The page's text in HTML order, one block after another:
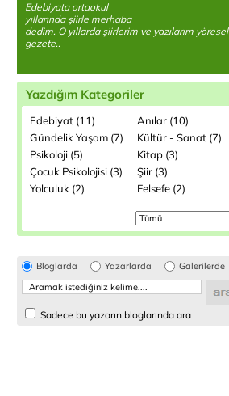
Edebiyata ortaokul
yıllarında şiirle merhaba
dedim. O yıllarda şiirlerim ve yazılarım yöresel
gezete..
Yazdığım Kategoriler
Edebiyat (11)
Anılar (10)
Gündelik Yaşam (7)
Kültür - Sanat (7)
Psikoloji (5)
Kitap (3)
Çocuk Psikolojisi (3)
Şiir (3)
Yolculuk (2)
Felsefe (2)
Bloglarda Yazarlarda Galerilerde
Sadece bu yazarın bloglarında ara